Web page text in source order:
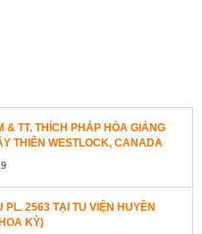
& TT. THÍCH PHÁP HÒA GIẢNG
THIÊN WESTLOCK, CANADA
PL. 2563 TẠI TU VIỆN HUYỀN
KỲ)